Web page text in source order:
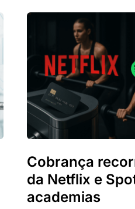
Cobrança
da Netflix e
academias